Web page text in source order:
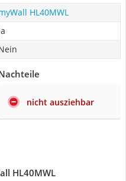
HL40MWL
nicht ausziehbar
HL40MWL